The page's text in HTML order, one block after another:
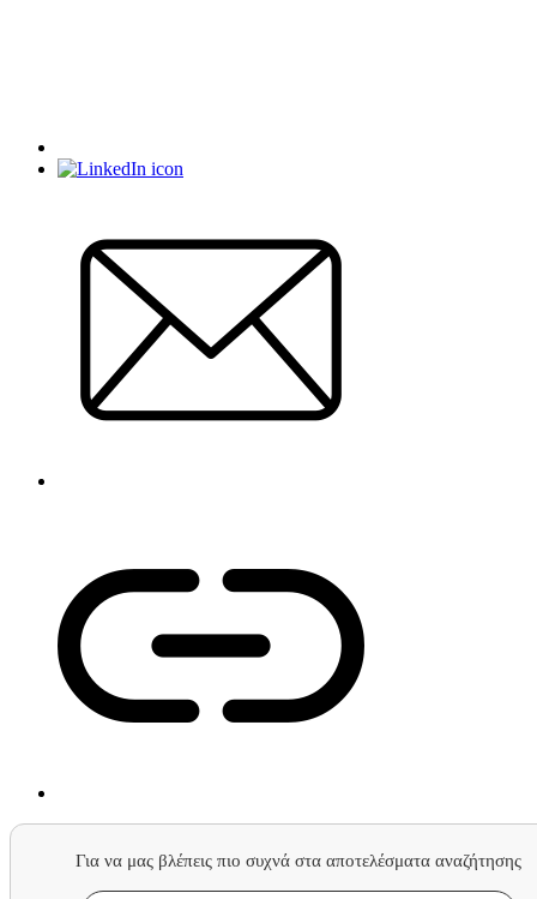
Για να μας βλέπεις πιο συχνά στα αποτελέσματα αναζήτησης